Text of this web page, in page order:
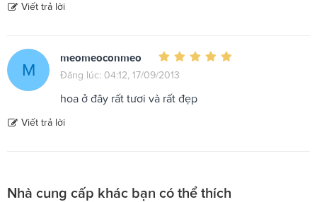
Viết trả lời
M
meomeoconmeo
Đăng lúc: 04:12, 17/09/2013
hoa ở đây rất tươi và rất đẹp
Viết trả lời
Nhà cung cấp khác bạn có thể thích